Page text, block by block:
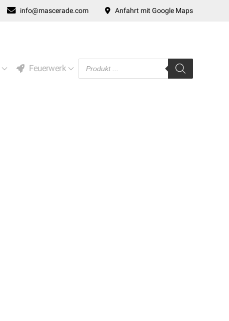
info@mascerade.com Anfahrt mit Google Maps
Feuerwerk
Products
search